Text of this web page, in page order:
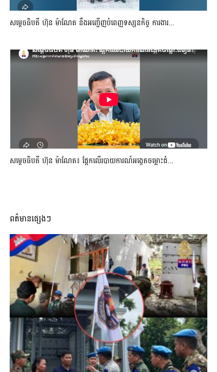
សម្តេចធិបតី ហ៊ុន ម៉ាណែត នឹងអញ្ជើញបំពេញទស្សនកិច្ច ការងារ...
សម្តេចធិបតី ហ៊ុន ម៉ាណែត៖ ផ្អែកលើរបាយការណ៍អង្កេតចម្លោះជំ...
ពត៌មានផ្សេងៗ